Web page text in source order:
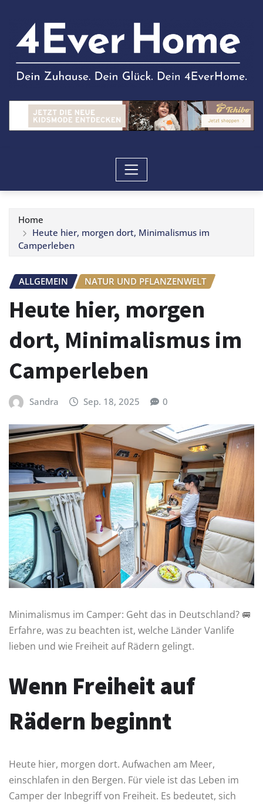
Home
Heute hier, morgen dort, Minimalismus im
Camperleben
ALLGEMEIN NATUR UND PFLANZENWELT
Heute hier, morgen
dort, Minimalismus im
Camperleben
Sandra Sep. 18, 2025 0
Minimalismus im Camper: Geht das in Deutschland? 🚐
Erfahre, was zu beachten ist, welche Länder Vanlife
lieben und wie Freiheit auf Rädern gelingt.
Wenn Freiheit auf
Rädern beginnt
Heute hier, morgen dort. Aufwachen am Meer,
einschlafen in den Bergen. Für viele ist das Leben im
Camper der Inbegriff von Freiheit. Es bedeutet, sich